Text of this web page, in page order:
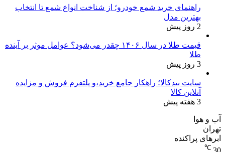
راهنمای خرید شمع خودرو؛ از شناخت انواع شمع تا انتخاب
بهترین مدل
2 روز پیش
قیمت طلا در سال ۱۴۰۶ چقدر می‌شود؟ عوامل موثر بر آینده
طلا
3 روز پیش
سایت بیدکالا؛ راهکار جامع خرید،و پلتفرم فروش و مزایده
آنلاین کالا
3 هفته پیش
آب و هوا
تهران
ابرهای پراکنده
℃